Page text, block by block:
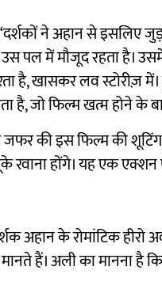
ने अहान से इसलिए
पल में मौजूद रहता है।
है, खासकर लव स्टोरीज़
है, जो फिल्म खत्म होने
जफर की इस फिल्म की
होंगे। यह एक एक्शन
अहान के रोमांटिक
मानते हैं। अली का मानना